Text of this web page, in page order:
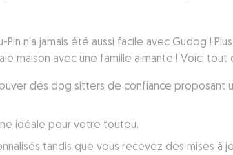
n'a jamais été aussi facile avec Gudog !
maison avec une famille aimante ! Voici
des dog sitters de confiance proposant
idéale pour votre toutou.
tandis que vous recevez des mises à